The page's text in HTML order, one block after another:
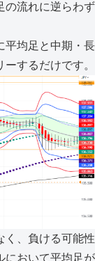
の流れに逆らわず
平均足と中期・長
するだけです。
く、負ける可能性
において平均足が